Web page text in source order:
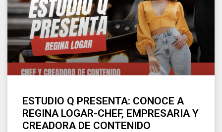
ESTUDIO Q PRESENTA: CONOCE A
REGINA LOGAR-CHEF, EMPRESARIA Y
CREADORA DE CONTENIDO